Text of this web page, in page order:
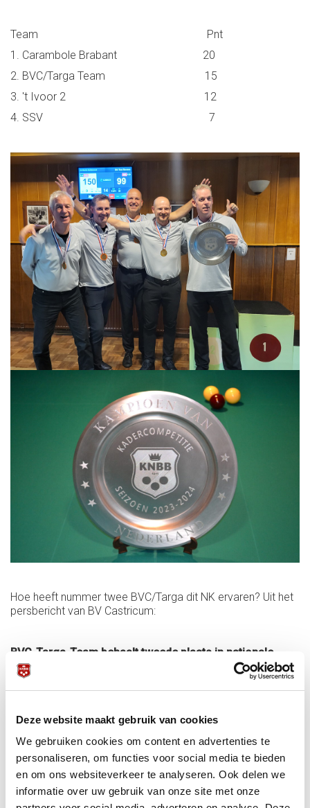
Deze website maakt gebruik van cookies
We gebruiken cookies om content en advertenties te
personaliseren, om functies voor social media te bieden
en om ons websiteverkeer te analyseren. Ook delen we
informatie over uw gebruik van onze site met onze
Team Pnt
1. Carambole Brabant 20
2. BVC/Targa Team 15
3. 't Ivoor 2 12
4. SSV 7
Hoe heeft nummer twee BVC/Targa dit NK ervaren? Uit het
persbericht van BV Castricum:
BVC-Targa-Team behaalt tweede plaats in nationale
finale voor kaderteams!
Het BVC-Targa-Team heeft een indrukwekkende prestatie
nationale finale voor kaderteams. Na een seizoen vol
spannende wedstrijden en succesvolle resultaten, wist het
team zich te plaatsen voor de finale en nam het uiteindelijk
de zilveren positie in.
Finale: Spanning en sportiviteit